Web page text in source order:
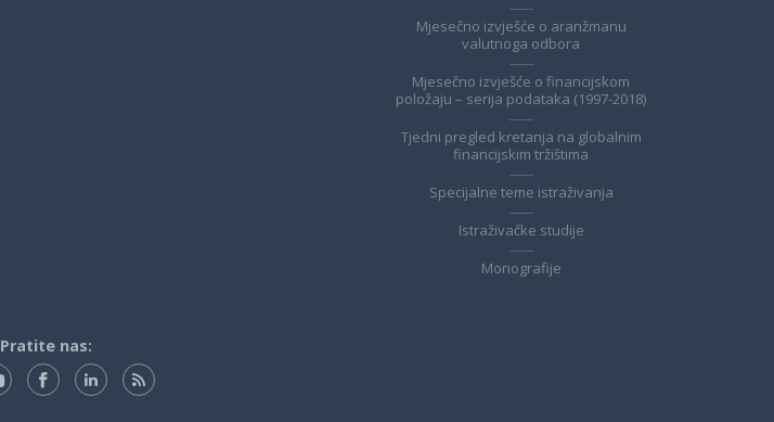
Mjesečno izvješće o aranžmanu
valutnoga odbora
Mjesečno izvješće o financijskom
položaju – serija podataka (1997-2018)
Tjedni pregled kretanja na globalnim
financijskim tržištima
Specijalne teme istraživanja
Istraživačke studije
Monografije
Pratite nas: